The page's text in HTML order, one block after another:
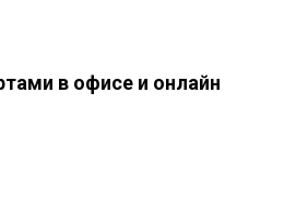
в офисе и онлайн